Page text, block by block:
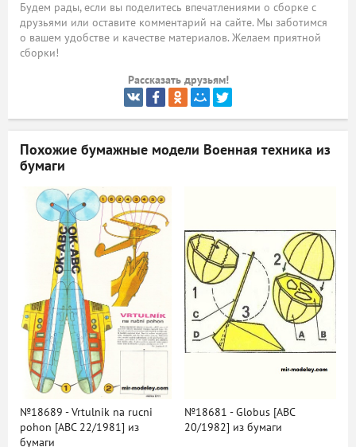
Будем рады, если вы поделитесь впечатлениями о сборке с
друзьями или оставите комментарий на сайте. Мы заботимся
о вашем удобстве и качестве материалов. Желаем приятной
сборки!
Рассказать друзьям!
Похожие бумажные модели Военная техника из
бумаги
№18689 - Vrtulnik na rucni
pohon [ABC 22/1981] из
бумаги
№18681 - Globus [ABC
20/1982] из бумаги